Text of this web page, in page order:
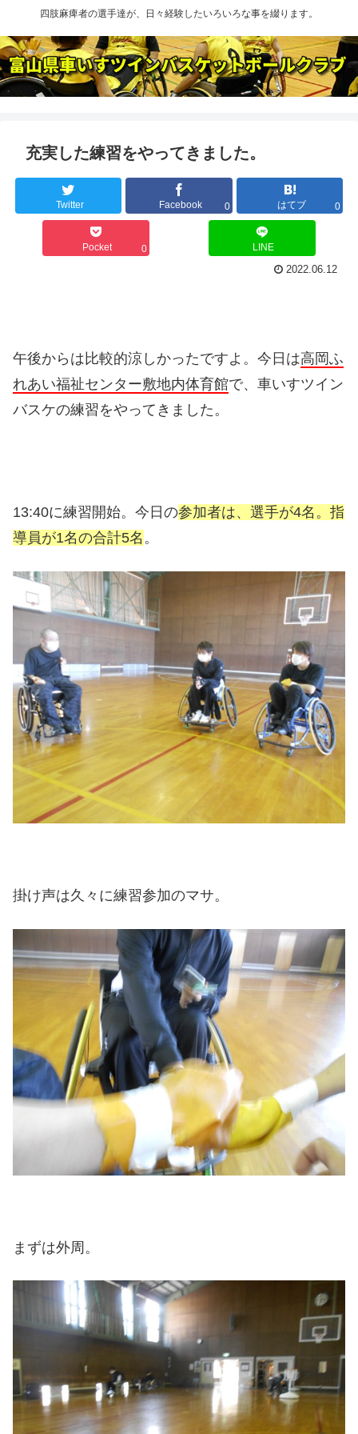
四肢麻痺者の選手達が、日々経験したいろいろな事を綴ります。
充実した練習をやってきました。
Twitter Facebook 0 はてブ 0
Pocket 0 LINE
2022.06.12
午後からは比較的涼しかったですよ。今日は高岡ふ
れあい福祉センター敷地内体育館で、車いすツイン
バスケの練習をやってきました。
13:40に練習開始。今日の参加者は、選手が4名。指
導員が1名の合計5名 。
掛け声は久々に練習参加のマサ。
まずは外周。